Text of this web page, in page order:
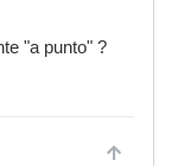
"a punto" ?